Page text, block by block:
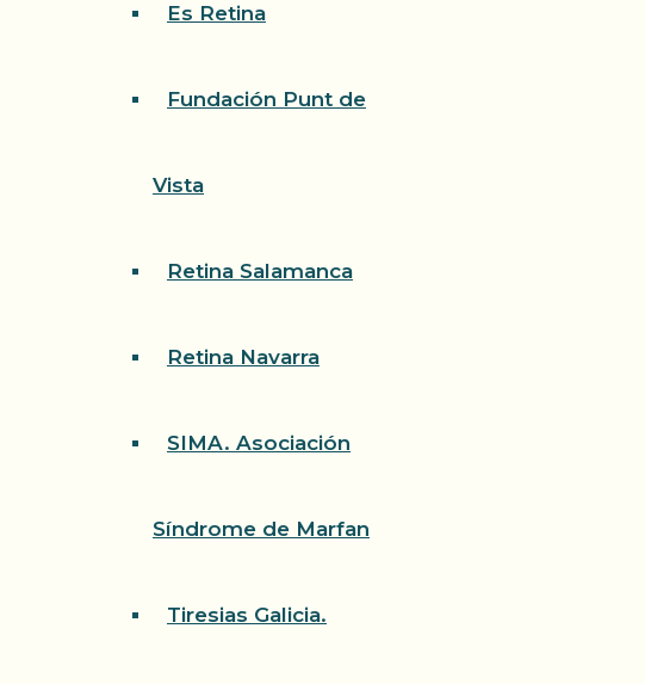
Es Retina
Fundación Punt de
Vista
Retina Salamanca
Retina Navarra
SIMA. Asociación
Síndrome de Marfan
Tiresias Galicia.